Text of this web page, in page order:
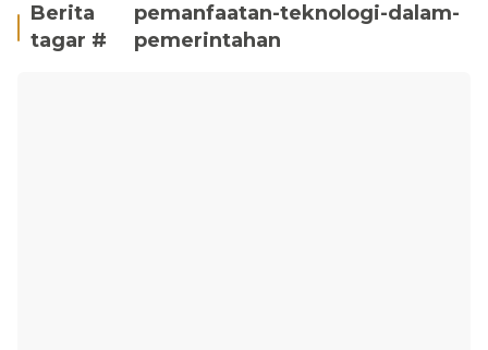
Berita
tagar #
pemanfaatan-teknologi-dalam-
pemerintahan